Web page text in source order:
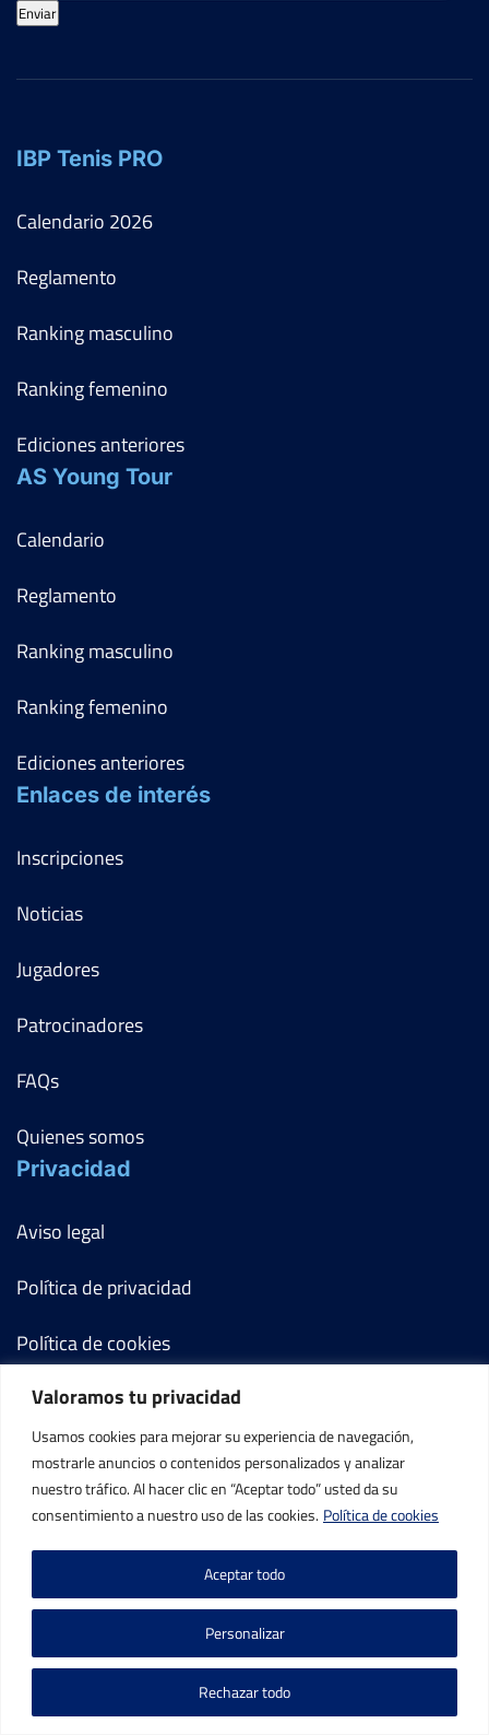
Valoramos tu privacidad
Usamos cookies para mejorar su experiencia de navegación,
mostrarle anuncios o contenidos personalizados y analizar
nuestro tráfico. Al hacer clic en “Aceptar todo” usted da su
consentimiento a nuestro uso de las cookies. Política de cookies
Personalizar
Rechazar todo
Aceptar todo
Enviar
IBP Tenis PRO
Calendario 2026
Reglamento
Ranking masculino
Ranking femenino
Ediciones anteriores
AS Young Tour
Calendario
Reglamento
Ranking masculino
Ranking femenino
Ediciones anteriores
Enlaces de interés
Inscripciones
Noticias
Jugadores
Patrocinadores
FAQs
Quienes somos
Privacidad
Aviso legal
Política de privacidad
Política de cookies
Términos y condiciones
Mi cuenta
Contacto